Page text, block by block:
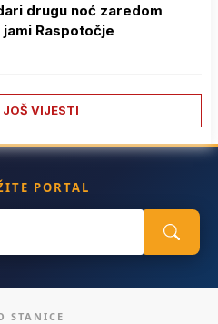
drugu noć zaredom
Raspotočje
JOŠ VIJESTI
PORTAL
STANICE